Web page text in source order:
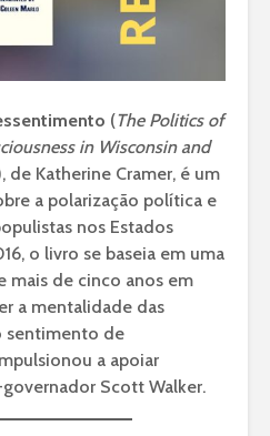
(The Politics of
in Wisconsin and
de Katherine Cramer, é um
a polarização política e
nos Estados
o livro se baseia em uma
mais de cinco anos em
a mentalidade das
sentimento de
a apoiar
Scott Walker.